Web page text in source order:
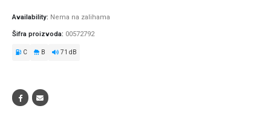
Availability: Nema na zalihama
Šifra proizvoda: 00572792
C B 71 dB